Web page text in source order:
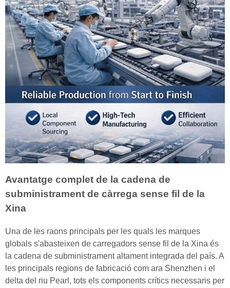
Avantatge complet de la cadena de
subministrament de càrrega sense fil de la
Xina
Una de les raons principals per les quals les marques
globals s'abasteixen de carregadors sense fil de la Xina és
la cadena de subministrament altament integrada del país. A
les principals regions de fabricació com ara Shenzhen i el
delta del riu Pearl, tots els components crítics necessaris per